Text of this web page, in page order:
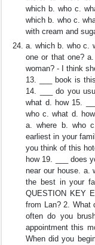
which b. who c.
which b. who c.
with cream and
a. which b. who c.
one or that one?
woman? - I think
13. ___ book is
14. ___ do you
what d. how 15.
who c. what d.
a. where b. who
earliest in your
you think of this
how 19. ___ does
near our house. a.
the best in your
QUESTION KEY
from Lan? 2. What
often do you
appointment this
When did you